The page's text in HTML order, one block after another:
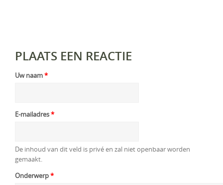
PLAATS EEN REACTIE
Uw naam*
E-mailadres*
De inhoud van dit veld is privé en zal niet openbaar worden
gemaakt.
Onderwerp*